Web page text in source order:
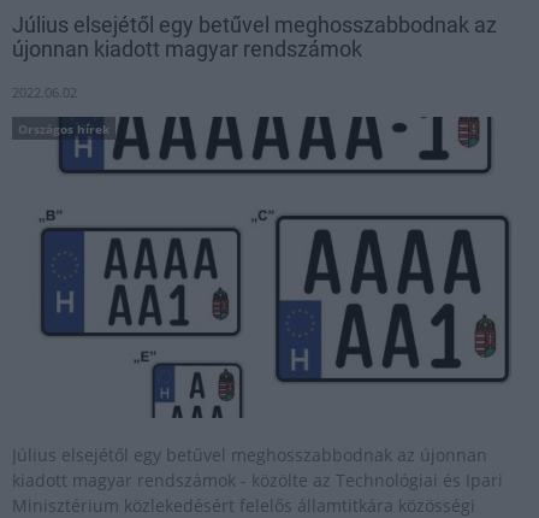
Július elsejétől egy betűvel meghosszabbodnak az
újonnan kiadott magyar rendszámok
2022.06.02
Országos hírek
Július elsejétől egy betűvel meghosszabbodnak az újonnan
kiadott magyar rendszámok - közölte az Technológiai és Ipari
Minisztérium közlekedésért felelős államtitkára közösségi